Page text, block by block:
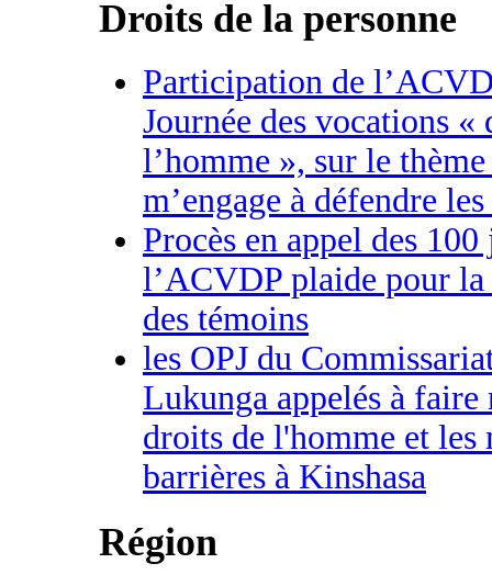
Droits de la personne
Participation de
Journée des vocations «
l’homme », sur le thème
m’engage à défendre
Procès en appel des
l’ACVDP plaide pour
des témoins
les OPJ du
Lukunga appelés à faire
droits de l'homme et les
barrières à Kinshasa
Région